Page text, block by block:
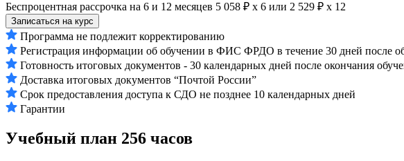
Беспроцентная рассрочка на 6 и 12 месяцев 5 058 ₽ х 6 или 2 529 ₽ х 12
Записаться на курс
Программа не подлежит корректированию
Регистрация информации об обучении в ФИС ФРДО в течение 30 дней после
Готовность итоговых документов - 30 календарных дней после окончания
Доставка итоговых документов “Почтой России”
Срок предоставления доступа к СДО не позднее 10 календарных дней
Гарантии
Учебный план 256 часов